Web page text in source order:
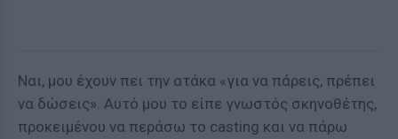
Ναι, μου έχουν πει την ατάκα «για να πάρεις, πρέπει
να δώσεις». Αυτό μου το είπε γνωστός σκηνοθέτης,
προκειμένου να περάσω το casting και να πάρω